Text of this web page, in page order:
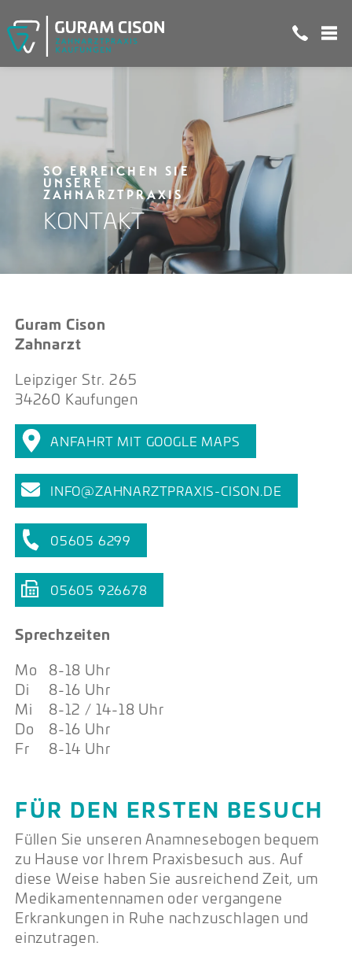
SO ERREICHEN SIE
UNSERE
ZAHNARZTPRAXIS
KONTAKT
Guram Cison
Zahnarzt
Leipziger Str. 265
34260 Kaufungen
ANFAHRT MIT GOOGLE MAPS
INFO@ZAHNARZTPRAXIS-CISON.DE
05605 6299
05605 926678
Sprechzeiten
Mo 8-18 Uhr
Di
8-16 Uhr
Mi
8-12 / 14-18 Uhr
Do
8-16 Uhr
Fr
8-14 Uhr
FÜR DEN ERSTEN BESUCH
Füllen Sie unseren Anamnesebogen bequem
zu Hause vor Ihrem Praxisbesuch aus. Auf
diese Weise haben Sie ausreichend Zeit, um
Medikamentennamen oder vergangene
Erkrankungen in Ruhe nachzuschlagen und
einzutragen.